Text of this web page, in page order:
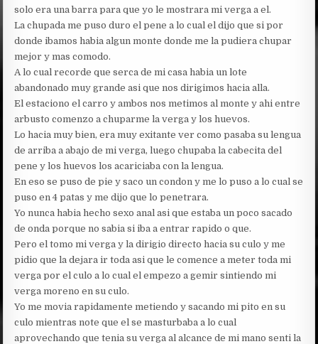
solo era una barra para que yo le mostrara mi verga a el.
La chupada me puso duro el pene a lo cual el dijo que si por
donde ibamos habia algun monte donde me la pudiera chupar
mejor y mas comodo.
A lo cual recorde que serca de mi casa habia un lote
abandonado muy grande asi que nos dirigimos hacia alla.
El estaciono el carro y ambos nos metimos al monte y ahi entre
arbusto comenzo a chuparme la verga y los huevos.
Lo hacia muy bien, era muy exitante ver como pasaba su lengua
de arriba a abajo de mi verga, luego chupaba la cabecita del
pene y los huevos los acariciaba con la lengua.
En eso se puso de pie y saco un condon y me lo puso a lo cual se
puso en 4 patas y me dijo que lo penetrara.
Yo nunca habia hecho sexo anal asi que estaba un poco sacado
de onda porque no sabia si iba a entrar rapido o que.
Pero el tomo mi verga y la dirigio directo hacia su culo y me
pidio que la dejara ir toda asi que le comence a meter toda mi
verga por el culo a lo cual el empezo a gemir sintiendo mi
verga moreno en su culo.
Yo me movia rapidamente metiendo y sacando mi pito en su
culo mientras note que el se masturbaba a lo cual
aprovechando que tenia su verga al alcance de mi mano senti la